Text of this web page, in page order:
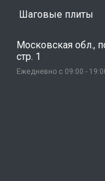
Шаговые плиты
Московская обл.,
стр. 1
Ежедневно с 09:00 -